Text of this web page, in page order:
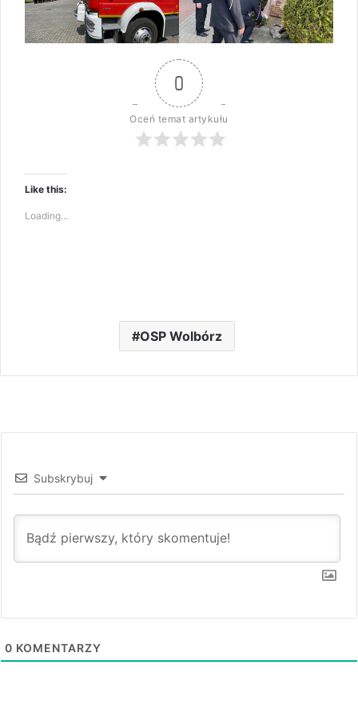
0
Oceń temat artykułu
Like this:
Loading...
OSP Wolbórz
Subskrybuj
0 KOMENTARZY